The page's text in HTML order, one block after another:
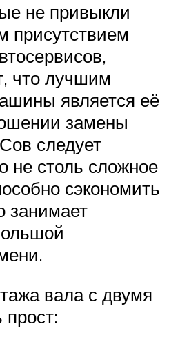
не привыкли
присутствием
что лучшим
является её
замены
следует
не столь сложное
сэкономить
занимает
вала с двумя